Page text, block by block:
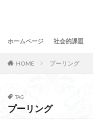
ホームページ 社会的課題
HOME プーリング
TAG
プーリング